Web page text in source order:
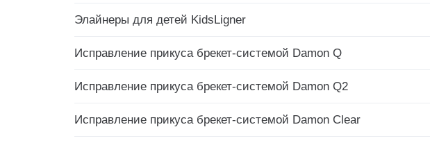
Элайнеры для детей KidsLigner
Исправление прикуса брекет-системой Damon Q
Исправление прикуса брекет-системой Damon Q2
Исправление прикуса брекет-системой Damon Clear